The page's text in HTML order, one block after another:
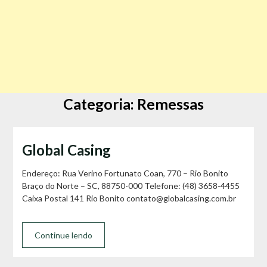
Categoria: Remessas
Global Casing
Endereço: Rua Verino Fortunato Coan, 770 – Rio Bonito
Braço do Norte – SC, 88750-000 Telefone: (48) 3658-4455
Caixa Postal 141 Rio Bonito contato@globalcasing.com.br
Continue lendo